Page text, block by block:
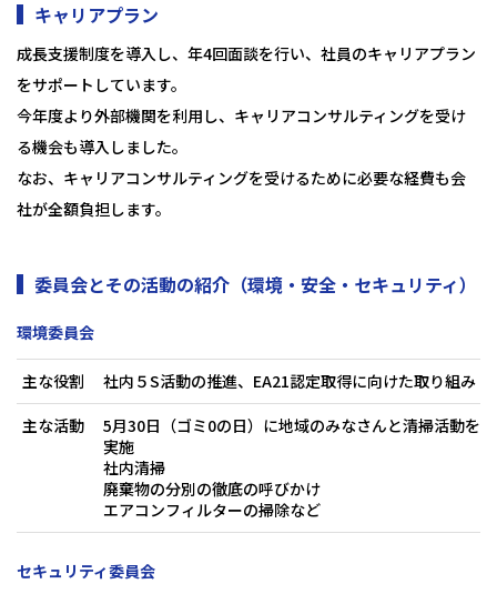
キャリアプラン
成長支援制度を導入し、年4回面談を行い、社員のキャリアプラン
をサポートしています。
今年度より外部機関を利用し、キャリアコンサルティングを受け
る機会も導入しました。
なお、キャリアコンサルティングを受けるために必要な経費も会
社が全額負担します。
委員会とその活動の紹介（環境・安全・セキュリティ）
環境委員会
主な役割
社内５S活動の推進、EA21認定取得に向けた取り組み
主な活動
5月30日（ゴミ0の日）に地域のみなさんと清掃活動を
実施
社内清掃
廃棄物の分別の徹底の呼びかけ
エアコンフィルターの掃除など
セキュリティ委員会